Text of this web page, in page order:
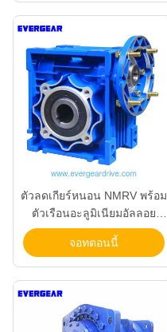
แบบโมดูล
ตัวลดเกียร์หนอน NMRV พร้อม
ตัวเรือนอะลูมิเนียมอัลลอย
เพลาหนอนชุบแข็ง และช่วง
กำลังไฟ 0.06~22kw
จอทตอนนี้